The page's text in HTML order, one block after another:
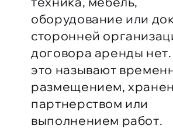
оборудование или
сторонней
договора аренды
это называют
размещением,
партнерством или
выполнением работ.